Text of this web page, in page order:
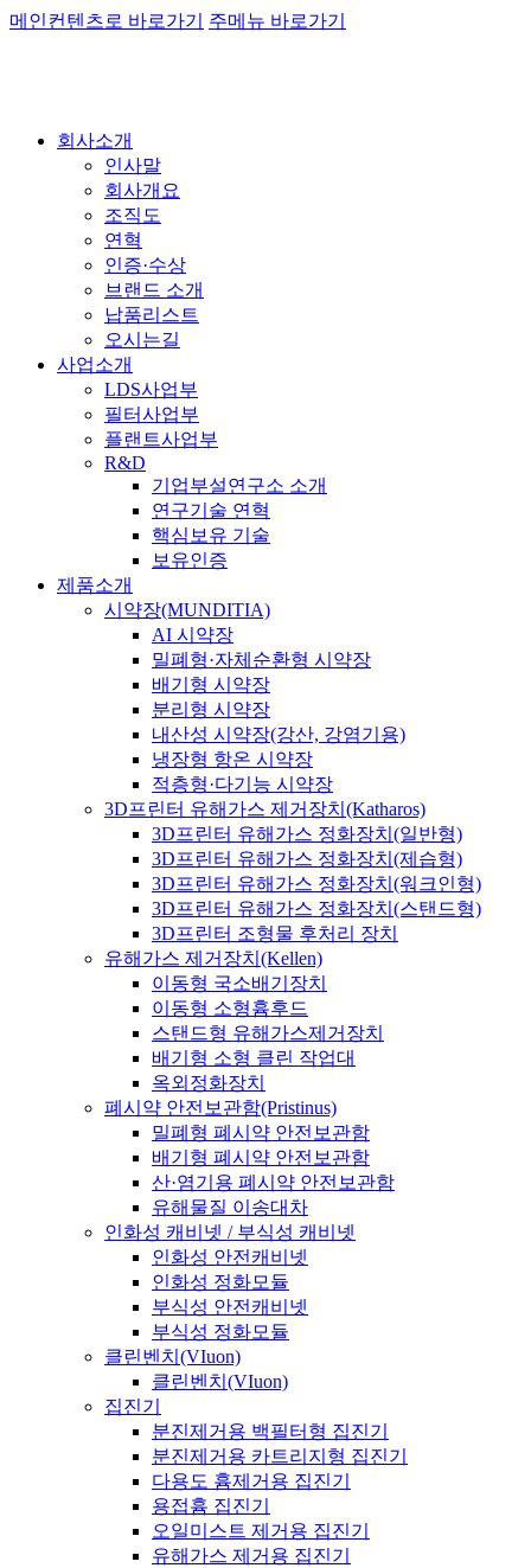
메인컨텐츠로 바로가기 주메뉴 바로가기
회사소개
인사말
회사개요
조직도
연혁
인증·수상
브랜드 소개
납품리스트
오시는길
사업소개
LDS사업부
필터사업부
플랜트사업부
R&D
기업부설연구소 소개
연구기술 연혁
핵심보유 기술
보유인증
제품소개
시약장(MUNDITIA)
AI 시약장
밀폐형·자체순환형 시약장
배기형 시약장
분리형 시약장
내산성 시약장(강산, 강염기용)
냉장형 항온 시약장
적층형·다기능 시약장
3D프린터 유해가스 제거장치(Katharos)
3D프린터 유해가스 정화장치(일반형)
3D프린터 유해가스 정화장치(제습형)
3D프린터 유해가스 정화장치(워크인형)
3D프린터 유해가스 정화장치(스탠드형)
3D프린터 조형물 후처리 장치
유해가스 제거장치(Kellen)
이동형 국소배기장치
이동형 소형흄후드
스탠드형 유해가스제거장치
배기형 소형 클린 작업대
옥외정화장치
폐시약 안전보관함(Pristinus)
밀폐형 폐시약 안전보관함
배기형 폐시약 안전보관함
산·염기용 폐시약 안전보관함
유해물질 이송대차
인화성 캐비넷 / 부식성 캐비넷
인화성 안전캐비넷
인화성 정화모듈
부식성 안전캐비넷
부식성 정화모듈
클린벤치(VIuon)
클린벤치(VIuon)
집진기
분진제거용 백필터형 집진기
분진제거용 카트리지형 집진기
다용도 흄제거용 집진기
용접흄 집진기
오일미스트 제거용 집진기
유해가스 제거용 집진기